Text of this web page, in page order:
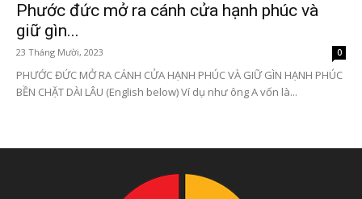
Phước đức mở ra cánh cửa hạnh phúc và
giữ gìn...
23 Tháng Mười, 2023 0
PHƯỚC ĐỨC MỞ RA CÁNH CỬA HẠNH PHÚC VÀ GIỮ GÌN HẠNH PHÚC
BỀN CHẶT DÀI LÂU (English below) Ví dụ như ông A vốn là...